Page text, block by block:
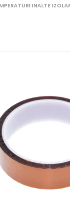
INALTE